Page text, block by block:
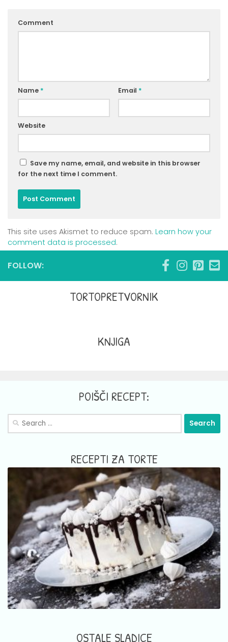
Comment
Name * Email *
Website
Save my name, email, and website in this browser
for the next time I comment.
This site uses Akismet to reduce spam. Learn how your
comment data is processed.
FOLLOW:
TORTOPRETVORNIK
KNJIGA
POIŠČI RECEPT:
Search
RECEPTI ZA TORTE
OSTALE SLADICE